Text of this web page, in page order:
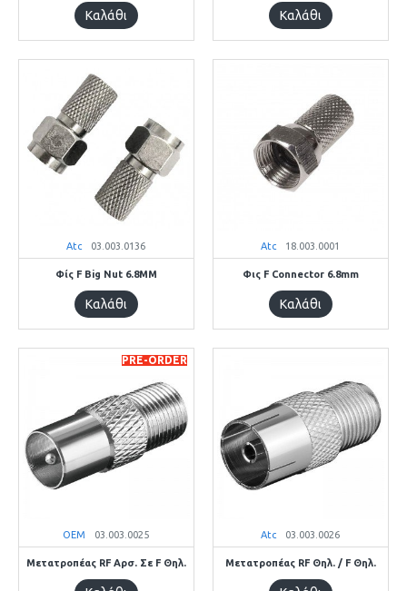
Καλάθι Καλάθι
Atc 03.003.0136
Φίς F Big Nut 6.8MM
Καλάθι
Atc 18.003.0001
Φις F Connector 6.8mm
Καλάθι
PRE-ORDER
OEM 03.003.0025
Μετατροπέας RF Αρσ. Σε F Θηλ.
Atc 03.003.0026
Μετατροπέας RF Θηλ. / F Θηλ.